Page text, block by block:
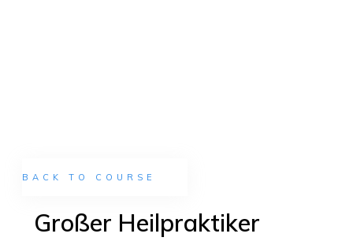
BACK TO COURSE
Großer Heilpraktiker